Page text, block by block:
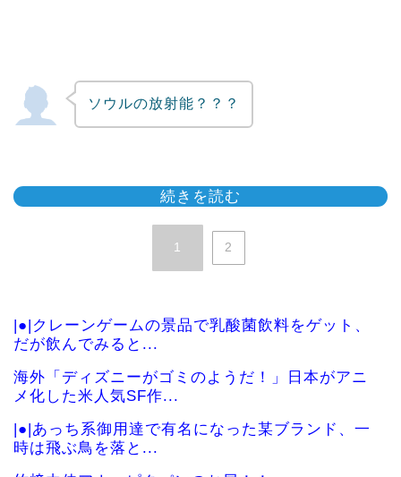
ソウルの放射能？？？
続きを読む
1 2
|●|クレーンゲームの景品で乳酸菌飲料をゲット、
だが飲んでみると...
海外「ディズニーがゴミのようだ！」日本がアニ
メ化した米人気SF作...
|●|あっち系御用達で有名になった某ブランド、一
時は飛ぶ鳥を落と...